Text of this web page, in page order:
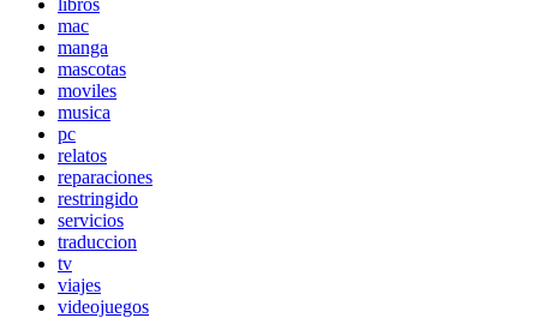
libros
mac
manga
mascotas
moviles
musica
pc
relatos
reparaciones
restringido
servicios
traduccion
tv
viajes
videojuegos